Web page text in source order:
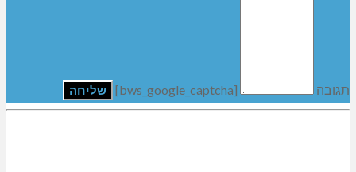
תגובה [bws_google_captcha]